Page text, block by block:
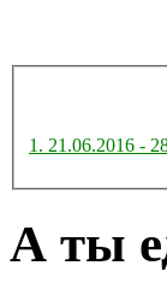
1. 21.06.2016
А ты